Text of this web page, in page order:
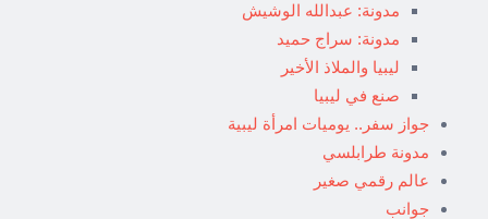
مدونة: عبدالله الوشيش
مدونة: سراج حميد
ليبيا والملاذ الأخير
صنع في ليبيا
جواز سفر.. يوميات امرأة ليبية
مدونة طرابلسي
عالم رقمي صغير
جوانب